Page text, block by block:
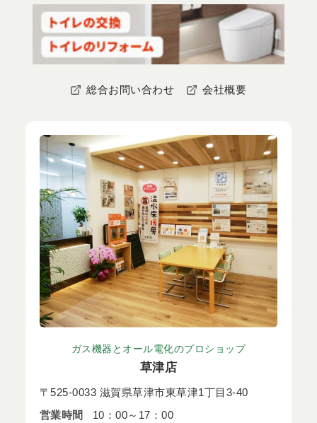
総合お問い合わせ 会社概要
ガス機器とオール電化のプロショップ
草津店
〒525-0033 滋賀県草津市東草津1丁目3-40
営業時間
10：00～17：00